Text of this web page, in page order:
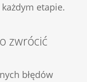
etapie.
zwrócić
błędów